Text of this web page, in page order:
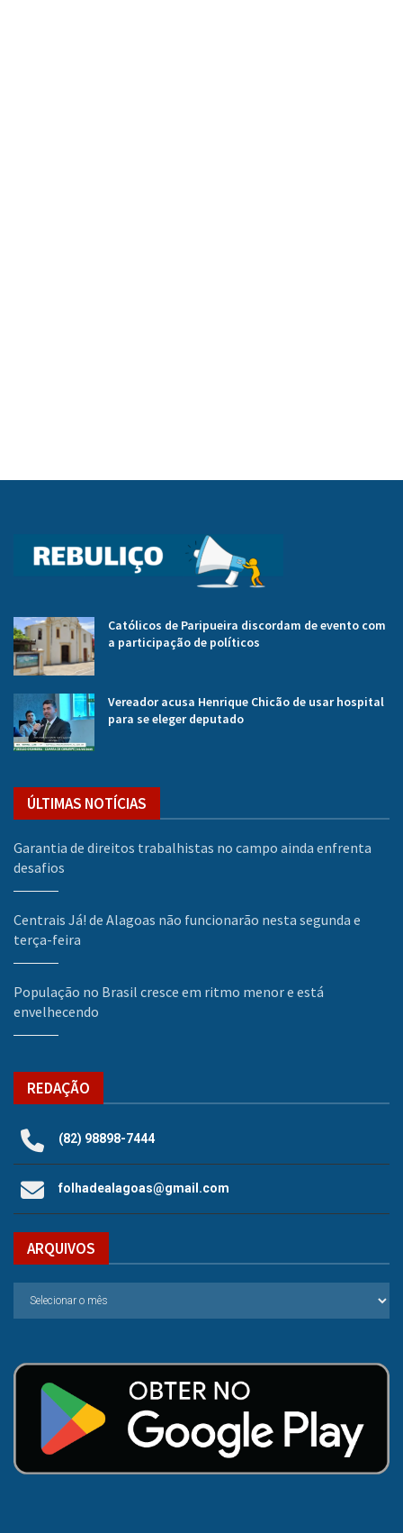
Católicos de Paripueira discordam de evento com
a participação de políticos
Vereador acusa Henrique Chicão de usar hospital
para se eleger deputado
ÚLTIMAS NOTÍCIAS
Garantia de direitos trabalhistas no campo ainda enfrenta
desafios
Centrais Já! de Alagoas não funcionarão nesta segunda e
terça-feira
População no Brasil cresce em ritmo menor e está
envelhecendo
REDAÇÃO
(82) 98898-7444
folhadealagoas@gmail.com
ARQUIVOS